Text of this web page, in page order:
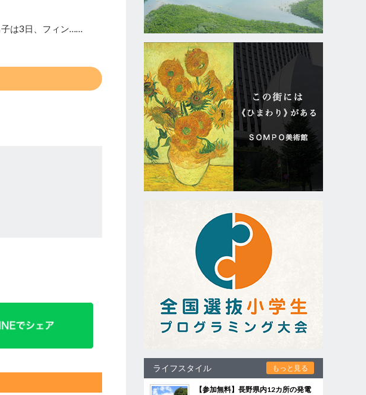
子は3日、フィン……
ライフスタイル もっと見る
【参加無料】長野県内12カ所の発電